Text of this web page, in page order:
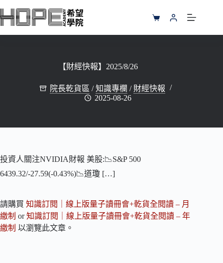
至
購
物
【財經快報】2025/8/26
院長乾貨區 /知識專欄 / 財經快報
2025-08-26
投資人關注NVIDIA財報 美股:📉S&P 500
6439.32/-27.59(-0.43%)📉道瓊 […]
請購買 知識訂閱｜線上版量子讀冊會+乾貨全閱讀 – 月
繳制 or知識訂閱｜線上版量子讀冊會+乾貨全閱讀 – 年
繳制 以瀏覽此文章。